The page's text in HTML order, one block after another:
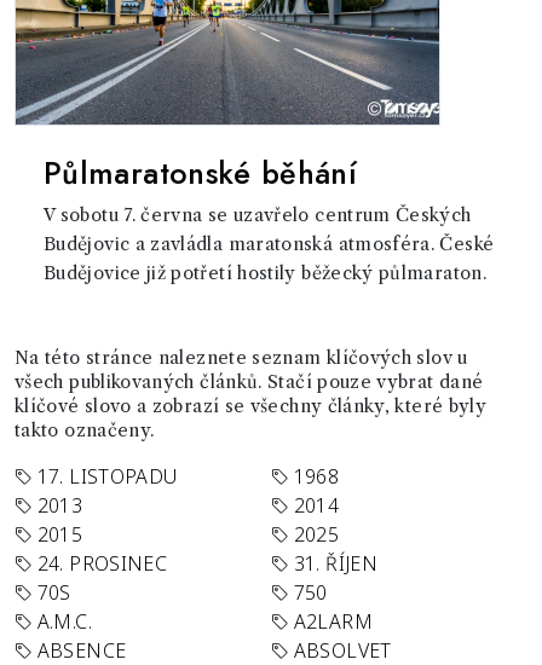
Půlmaratonské běhání
V sobotu 7. června se uzavřelo centrum Českých
Budějovic a zavládla maratonská atmosféra. České
Budějovice již potřetí hostily běžecký půlmaraton.
Na této stránce naleznete seznam klíčových slov u
všech publikovaných článků. Stačí pouze vybrat dané
klíčové slovo a zobrazí se všechny články, které byly
takto označeny.
17. LISTOPADU
1968
2013
2014
2015
2025
24. PROSINEC
31. ŘÍJEN
70S
750
A.M.C.
A2LARM
ABSENCE
ABSOLVET